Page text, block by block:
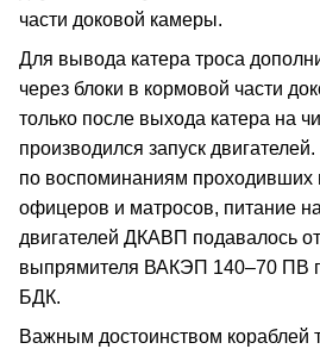
части доковой камеры.
Для вывода катера троса
через блоки в кормовой части
только после выхода катера на
производился запуск
по воспоминаниям проходивших
офицеров и матросов, питание
двигателей ДКАВП подавалось
выпрямителя ВАКЭП 140–70 ПВ
БДК.
Важным достоинством кораблей